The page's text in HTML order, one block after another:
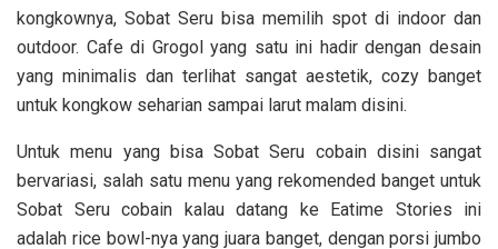
kongkownya, Sobat Seru bisa memilih spot di indoor dan
outdoor. Cafe di Grogol yang satu ini hadir dengan desain
yang minimalis dan terlihat sangat aestetik, cozy banget
untuk kongkow seharian sampai larut malam disini.
Untuk menu yang bisa Sobat Seru cobain disini sangat
bervariasi, salah satu menu yang rekomended banget untuk
Sobat Seru cobain kalau datang ke Eatime Stories ini
adalah rice bowl-nya yang juara banget, dengan porsi jumbo